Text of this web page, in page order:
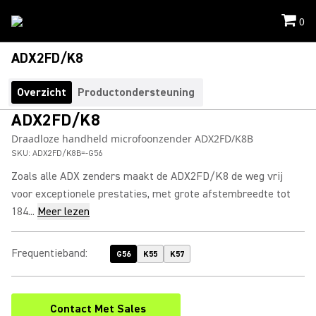
0
ADX2FD/K8
Overzicht Productondersteuning
ADX2FD/K8
Draadloze handheld microfoonzender ADX2FD/K8B
SKU: ADX2FD/K8B=-G56
Zoals alle ADX zenders maakt de ADX2FD/K8 de weg vrij
voor exceptionele prestaties, met grote afstembreedte tot
184... Meer lezen
Frequentieband: G56 K55 K57
Contact Met Sales